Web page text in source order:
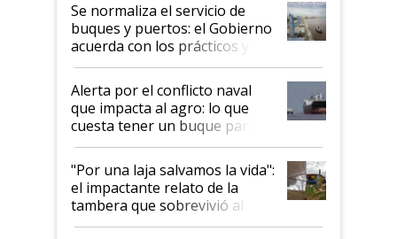
Se normaliza el servicio de
buques y puertos: el Gobierno
acuerda con los prácticos y
suspende el decreto de
desregulación
Alerta por el conflicto naval
que impacta al agro: lo que
cuesta tener un buque parado
y el peligro de que Argentina
pase a ser "país sucio"
"Por una laja salvamos la vida":
el impactante relato de la
tambera que sobrevivió al
tornado